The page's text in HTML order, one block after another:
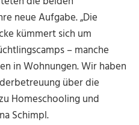
neue Aufgabe. „Die
kümmert sich um
– manche
in Wohnungen. Wir haben
über die
Homeschooling und
Schimpl.